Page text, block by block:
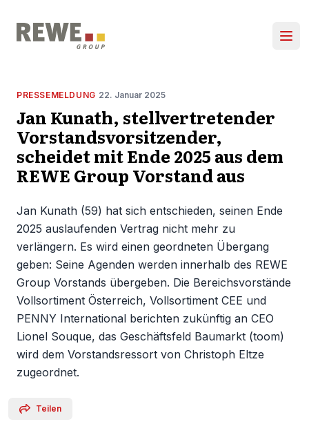
PRESSEMELDUNG 22. Januar 2025
Jan Kunath, stellvertretender
Vorstandsvorsitzender,
scheidet mit Ende 2025 aus dem
REWE Group Vorstand aus
Jan Kunath (59) hat sich entschieden, seinen Ende
2025 auslaufenden Vertrag nicht mehr zu
verlängern. Es wird einen geordneten Übergang
geben: Seine Agenden werden innerhalb des REWE
Group Vorstands übergeben. Die Bereichsvorstände
Vollsortiment Österreich, Vollsortiment CEE und
PENNY International berichten zukünftig an CEO
Lionel Souque, das Geschäftsfeld Baumarkt (toom)
wird dem Vorstandsressort von Christoph Eltze
zugeordnet.
Teilen